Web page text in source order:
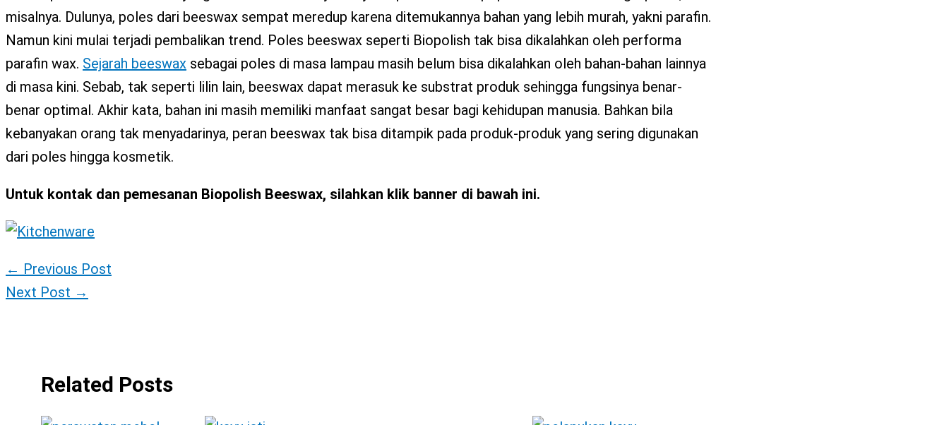
misalnya. Dulunya, poles dari beeswax sempat meredup karena ditemukannya bahan yang lebih murah, yakni parafin.
Namun kini mulai terjadi pembalikan trend. Poles beeswax seperti Biopolish tak bisa dikalahkan oleh performa
parafin wax. Sejarah beeswax sebagai poles di masa lampau masih belum bisa dikalahkan oleh bahan-bahan lainnya
di masa kini. Sebab, tak seperti lilin lain, beeswax dapat merasuk ke substrat produk sehingga fungsinya benar-
benar optimal. Akhir kata, bahan ini masih memiliki manfaat sangat besar bagi kehidupan manusia. Bahkan bila
kebanyakan orang tak menyadarinya, peran beeswax tak bisa ditampik pada produk-produk yang sering digunakan
dari poles hingga kosmetik.
Untuk kontak dan pemesanan Biopolish Beeswax, silahkan klik banner di bawah ini.
← Previous Post
Next Post →
Related Posts